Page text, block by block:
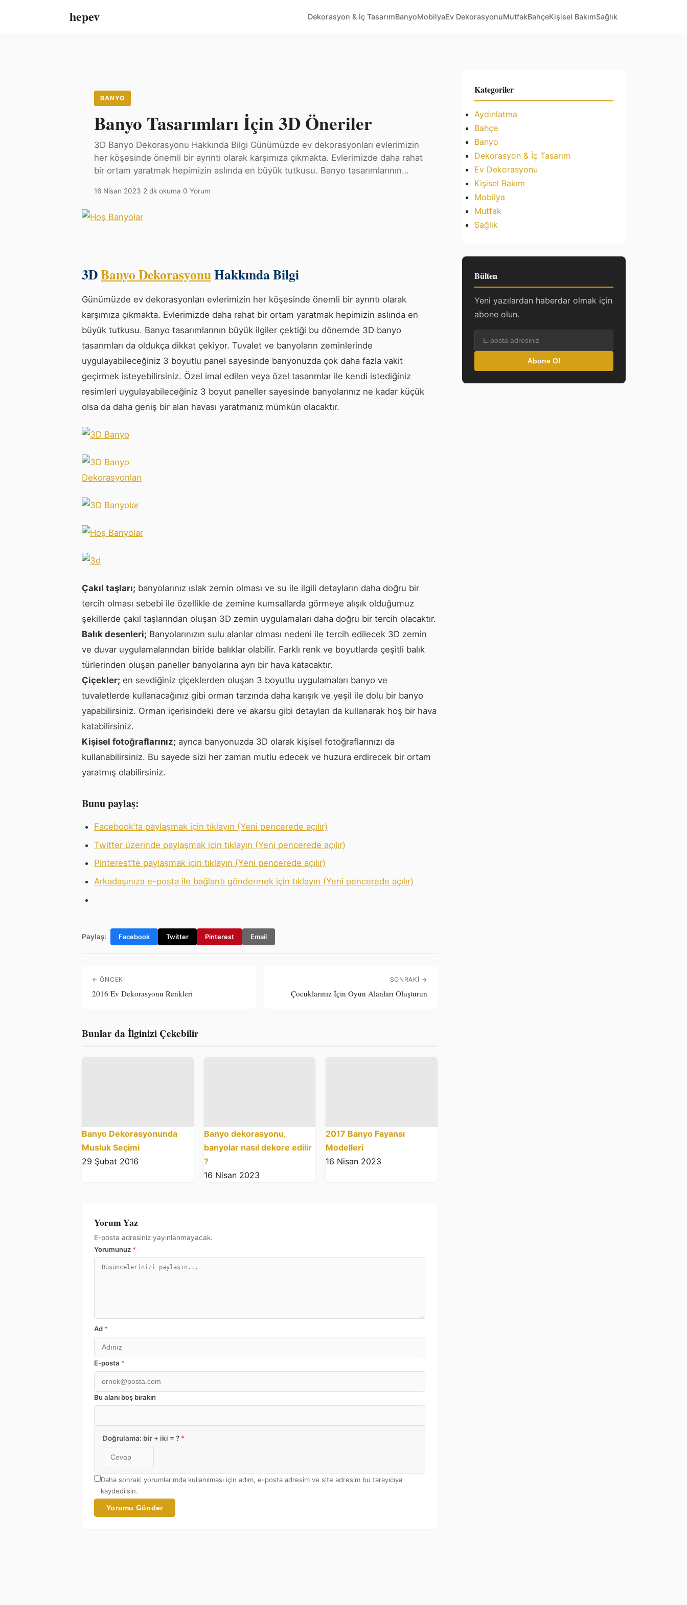
hepev Dekorasyon & İç TasarımBanyoMobilyaEv DekorasyonuMutfakBahçeKişisel BakımSağlık
BANYO
Banyo Tasarımları İçin 3D Öneriler
3D Banyo Dekorasyonu Hakkında Bilgi Günümüzde ev dekorasyonları evlerimizin
her köşesinde önemli bir ayrıntı olarak karşımıza çıkmakta. Evlerimizde daha rahat
bir ortam yaratmak hepimizin aslında en büyük tutkusu. Banyo tasarımlarının…
16 Nisan 2023 2 dk okuma 0 Yorum
3DBanyo DekorasyonuHakkında Bilgi
Günümüzde ev dekorasyonları evlerimizin her köşesinde önemli bir ayrıntı olarak
karşımıza çıkmakta. Evlerimizde daha rahat bir ortam yaratmak hepimizin aslında en
büyük tutkusu. Banyo tasarımlarının büyük ilgiler çektiği bu dönemde 3D banyo
tasarımları da oldukça dikkat çekiyor. Tuvalet ve banyoların zeminlerinde
uygulayabileceğiniz 3 boyutlu panel sayesinde banyonuzda çok daha fazla vakit
geçirmek isteyebilirsiniz. Özel imal edilen veya özel tasarımlar ile kendi istediğiniz
resimleri uygulayabileceğiniz 3 boyut paneller sayesinde banyolarınız ne kadar küçük
olsa da daha geniş bir alan havası yaratmanız mümkün olacaktır.
Çakıl taşları; banyolarınız ıslak zemin olması ve su ile ilgili detayların daha doğru bir
tercih olması sebebi ile özellikle de zemine kumsallarda görmeye alışık olduğumuz
şekillerde çakıl taşlarından oluşan 3D zemin uygulamaları daha doğru bir tercih olacaktır.
Balık desenleri; Banyolarınızın sulu alanlar olması nedeni ile tercih edilecek 3D zemin
ve duvar uygulamalarından biride balıklar olabilir. Farklı renk ve boyutlarda çeşitli balık
türlerinden oluşan paneller banyolarına ayrı bir hava katacaktır.
Çiçekler; en sevdiğiniz çiçeklerden oluşan 3 boyutlu uygulamaları banyo ve
tuvaletlerde kullanacağınız gibi orman tarzında daha karışık ve yeşil ile dolu bir banyo
yapabilirsiniz. Orman içerisindeki dere ve akarsu gibi detayları da kullanarak hoş bir hava
katabilirsiniz.
Kişisel fotoğraflarınız; ayrıca banyonuzda 3D olarak kişisel fotoğraflarınızı da
kullanabilirsiniz. Bu sayede sizi her zaman mutlu edecek ve huzura erdirecek bir ortam
yaratmış olabilirsiniz.
Bunu paylaş:
Facebook’ta paylaşmak için tıklayın (Yeni pencerede açılır)
Twitter üzerinde paylaşmak için tıklayın (Yeni pencerede açılır)
Pinterest’te paylaşmak için tıklayın (Yeni pencerede açılır)
Arkadaşınıza e-posta ile bağlantı göndermek için tıklayın (Yeni pencerede açılır)
Paylaş: Facebook Twitter Pinterest Email
← ÖNCEKI
2016 Ev Dekorasyonu Renkleri
SONRAKI →
Çocuklarınız İçin Oyun Alanları Oluşturun
Bunlar da İlginizi Çekebilir
Banyo Dekorasyonunda
Musluk Seçimi
29 Şubat 2016
Banyo dekorasyonu,
banyolar nasıl dekore edilir
?
16 Nisan 2023
2017 Banyo Fayansı
Modelleri
16 Nisan 2023
Yorum Yaz
E-posta adresiniz yayınlanmayacak.
Yorumunuz *
Ad *
E-posta *
Bu alanı boş bırakın
Doğrulama: bir + iki = ? *
Daha sonraki yorumlarımda kullanılması için adım, e-posta adresim ve site adresim bu tarayıcıya
kaydedilsin.
Yorumu Gönder
Kategoriler
Aydınlatma
Bahçe
Banyo
Dekorasyon & İç Tasarım
Ev Dekorasyonu
Kişisel Bakım
Mobilya
Mutfak
Sağlık
Bülten
Yeni yazılardan haberdar olmak için
abone olun.
Abone Ol